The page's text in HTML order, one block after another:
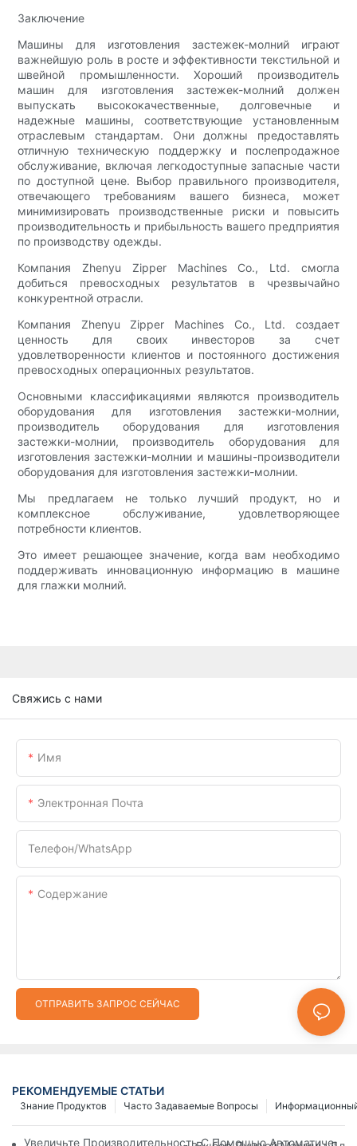
Заключение
Машины для изготовления застежек-молний играют
важнейшую роль в росте и эффективности текстильной и
швейной промышленности. Хороший производитель
машин для изготовления застежек-молний должен
выпускать высококачественные, долговечные и
надежные машины, соответствующие установленным
отраслевым стандартам. Они должны предоставлять
отличную техническую поддержку и послепродажное
обслуживание, включая легкодоступные запасные части
по доступной цене. Выбор правильного производителя,
отвечающего требованиям вашего бизнеса, может
минимизировать производственные риски и повысить
производительность и прибыльность вашего предприятия
по производству одежды.
Компания Zhenyu Zipper Machines Co., Ltd. смогла
добиться превосходных результатов в чрезвычайно
конкурентной отрасли.
Компания Zhenyu Zipper Machines Co., Ltd. создает
ценность для своих инвесторов за счет
удовлетворенности клиентов и постоянного достижения
превосходных операционных результатов.
Основными классификациями являются производитель
оборудования для изготовления застежки-молнии,
производитель оборудования для изготовления
застежки-молнии, производитель оборудования для
изготовления застежки-молнии и машины-производители
оборудования для изготовления застежки-молнии.
Мы предлагаем не только лучший продукт, но и
комплексное обслуживание, удовлетворяющее
потребности клиентов.
Это имеет решающее значение, когда вам необходимо
поддерживать инновационную информацию в машине
для глажки молний.
Свяжись с нами
Имя
Электронная Почта
Телефон/WhatsApp
Содержание
ОТПРАВИТЬ ЗАПРОС СЕЙЧАС
РЕКОМЕНДУЕМЫЕ СТАТЬИ
Часто Задаваемые Вопросы
Знание Продуктов
Увеличьте Производительность С Помощью